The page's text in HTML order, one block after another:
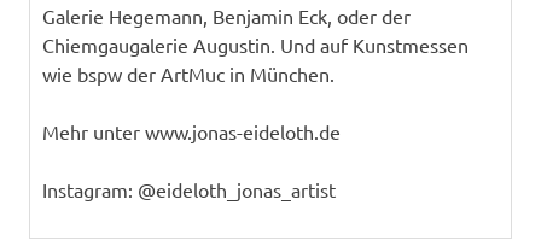
Galerie Hegemann, Benjamin Eck, oder der
Chiemgaugalerie Augustin. Und auf Kunstmessen
wie bspw der ArtMuc in München.
Mehr unter www.jonas-eideloth.de
Instagram: @eideloth_jonas_artist